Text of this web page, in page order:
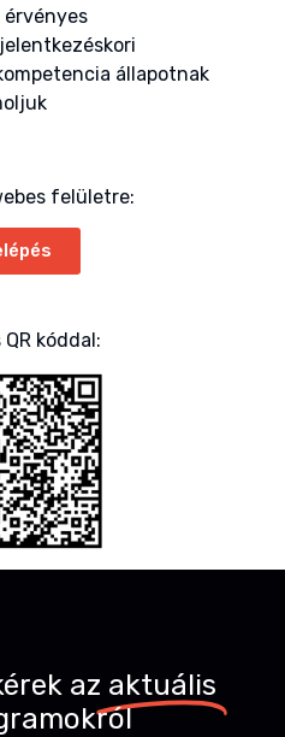
érvényes
állapotnak
felületre:
kóddal:
az aktuális